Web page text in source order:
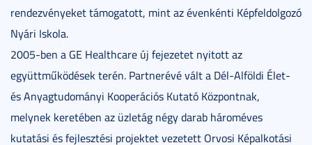
rendezvényeket támogatott, mint az évenkénti Képfeldolgozó
Nyári Iskola.
2005-ben a GE Healthcare új fejezetet nyitott az
együttműködések terén. Partnerévé vált a Dél-Alföldi Élet-
és Anyagtudományi Kooperációs Kutató Központnak,
melynek keretében az üzletág négy darab hároméves
kutatási és fejlesztési projektet vezetett Orvosi Képalkotási